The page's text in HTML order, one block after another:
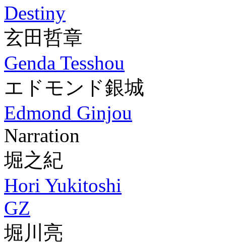
Destiny
玄田哲章
Genda Tesshou
エドモンド銀城
Edmond Ginjou
Narration
堀之紀
Hori Yukitoshi
GZ
堀川亮